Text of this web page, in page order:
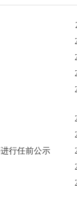
行任前公示